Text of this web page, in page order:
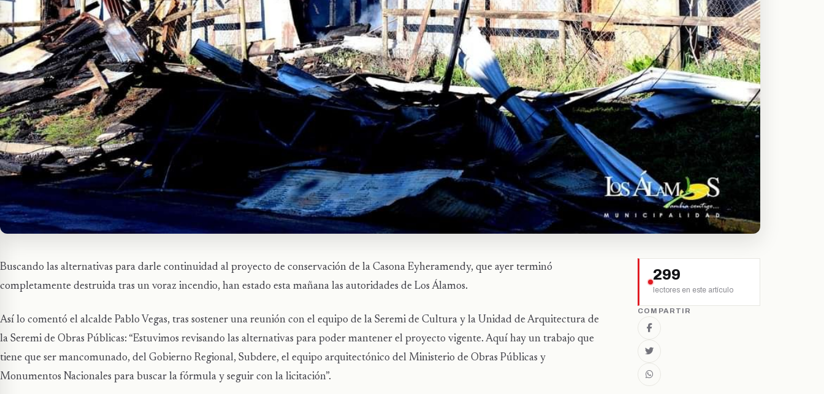
Buscando las alternativas para darle continuidad al proyecto de conservación de la Casona Eyheramendy, que ayer terminó
completamente destruida tras un voraz incendio, han estado esta mañana las autoridades de Los Álamos.
Así lo comentó el alcalde Pablo Vegas, tras sostener una reunión con el equipo de la Seremi de Cultura y la Unidad de Arquitectura de
la Seremi de Obras Públicas: “Estuvimos revisando las alternativas para poder mantener el proyecto vigente. Aquí hay un trabajo que
tiene que ser mancomunado, del Gobierno Regional, Subdere, el equipo arquitectónico del Ministerio de Obras Públicas y
Monumentos Nacionales para buscar la fórmula y seguir con la licitación”.
299
lectores en este artículo
COMPARTIR